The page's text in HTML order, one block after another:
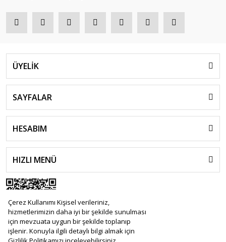
Çerez Kullanımı Kişisel verileriniz,
hizmetlerimizin daha iyi bir şekilde sunulması
için mevzuata uygun bir şekilde toplanıp
işlenir. Konuyla ilgili detaylı bilgi almak için
ÜYELİK
SAYFALAR
HESABIM
HIZLI MENÜ